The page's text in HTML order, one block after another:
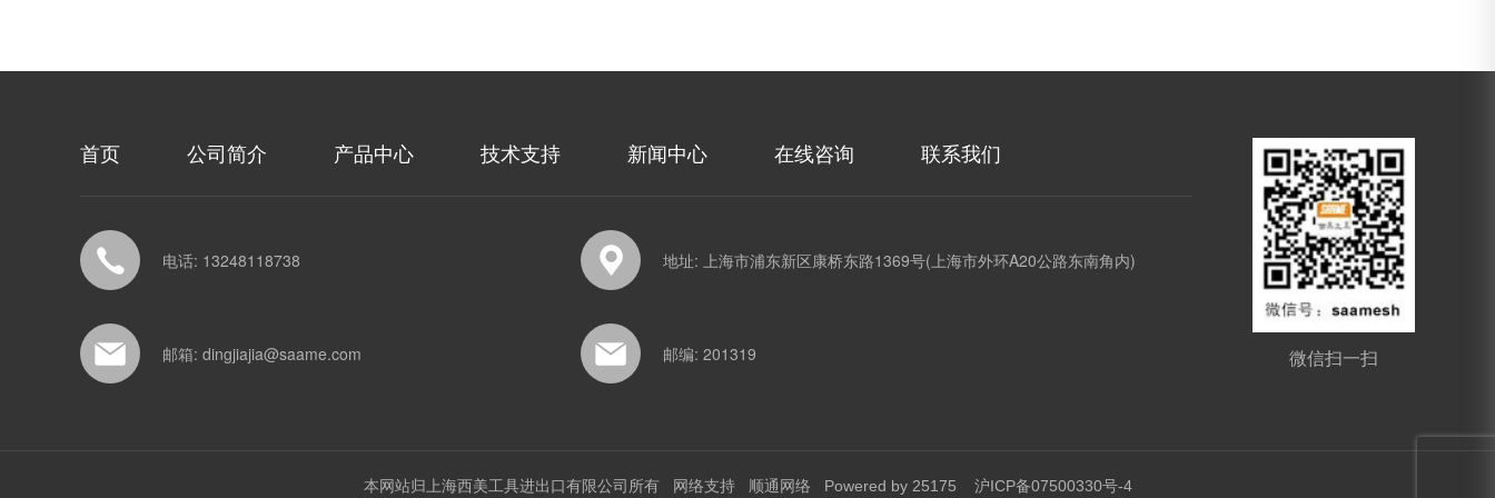
首页 公司简介 产品中心 技术支持 新闻中心 在线咨询 联系我们
电话: 13248118738 地址: 上海市浦东新区康桥东路1369号(上海市外环A20公路东南角内)
邮箱: dingjiajia@saame.com 邮编: 201319 微信扫一扫
本网站归上海西美工具进出口有限公司所有 网络支持 顺通网络 Powered by 25175 沪ICP备07500330号-4